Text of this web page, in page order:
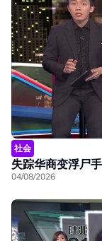
社会
失踪华商变浮尸
04/08/2026